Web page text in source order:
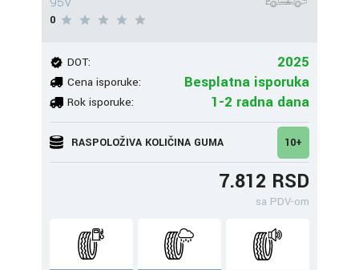
0
DOT: 2025
Cena isporuke: Besplatna isporuka
Rok isporuke: 1-2 radna dana
RASPOLOŽIVA KOLIČINA GUMA 10+
7.812 RSD
sa PDV-om